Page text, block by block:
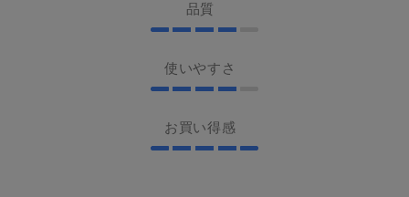
品質
使いやすさ
お買い得感